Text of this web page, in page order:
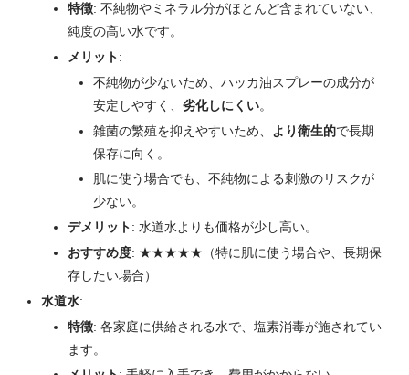
特徴: 不純物やミネラル分がほとんど含まれていない、
純度の高い水です。
メリット:
不純物が少ないため、ハッカ油スプレーの成分が
安定しやすく、劣化しにくい。
雑菌の繁殖を抑えやすいため、
より衛生的で長期
保存に向く。
肌に使う場合でも、不純物による刺激のリスクが
少ない。
デメリット: 水道水よりも価格が少し高い。
おすすめ度: ★★★★★（特に肌に使う場合や、長期保
存したい場合）
水道水:
特徴: 各家庭に供給される水で、塩素消毒が施されてい
ます。